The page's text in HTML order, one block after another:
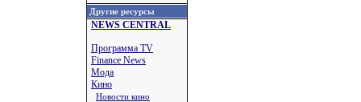
Другие ресурсы
NEWS CENTRAL
Программа TV
Finance News
Мода
Кино
Новости кино